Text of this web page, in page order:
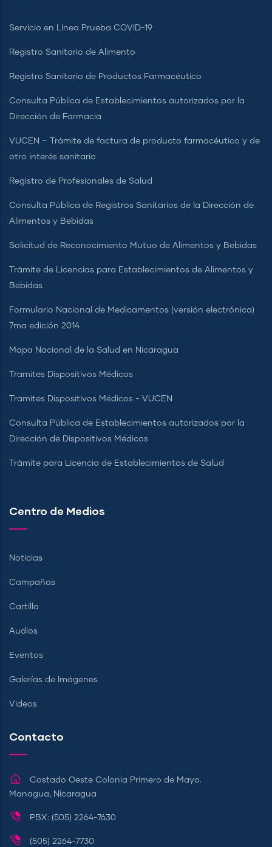
Servicio en Línea Prueba COVID-19
Registro Sanitario de Alimento
Registro Sanitario de Productos Farmacéutico
Consulta Pública de Establecimientos autorizados por la
Dirección de Farmacia
VUCEN – Trámite de factura de producto farmacéutico y de
otro interés sanitario
Registro de Profesionales de Salud
Consulta Pública de Registros Sanitarios de la Dirección de
Alimentos y Bebidas
Solicitud de Reconocimiento Mutuo de Alimentos y Bebidas
Trámite de Licencias para Establecimientos de Alimentos y
Bebidas
Formulario Nacional de Medicamentos (versión electrónica)
7ma edición 2014
Mapa Nacional de la Salud en Nicaragua
Tramites Dispositivos Médicos
Tramites Dispositivos Médicos - VUCEN
Consulta Pública de Establecimientos autorizados por la
Dirección de Dispositivos Médicos
Trámite para Licencia de Establecimientos de Salud
Centro de Medios
Noticias
Campañas
Cartilla
Audios
Eventos
Galerías de Imágenes
Videos
Contacto
Costado Oeste Colonia Primero de Mayo.
Managua, Nicaragua
PBX: (505) 2264-7630
(505) 2264-7730